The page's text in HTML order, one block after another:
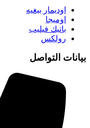
اوديمار بيغيه
اوميجا
باتيك فيليب
رولكس
بيانات التواصل